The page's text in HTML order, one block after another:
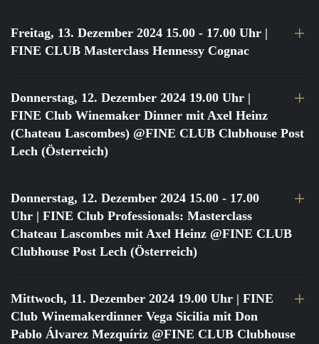
Freitag, 13. Dezember 2024 15.00 - 17.00 Uhr |
FINE CLUB Masterclass Hennessy Cognac
Donnerstag, 12. Dezember 2024 19.00 Uhr |
FINE Club Winemaker Dinner mit Axel Heinz
(Chateau Lascombes) @FINE CLUB Clubhouse Post
Lech (Österreich)
Donnerstag, 12. Dezember 2024 15.00 - 17.00
Uhr | FINE Club Professionals: Masterclass
Chateau Lascombes mit Axel Heinz @FINE CLUB
Clubhouse Post Lech (Österreich)
Mittwoch, 11. Dezember 2024 19.00 Uhr | FINE
Club Winemakerdinner Vega Sicilia mit Don
Pablo Álvarez Mezquíriz @FINE CLUB Clubhouse